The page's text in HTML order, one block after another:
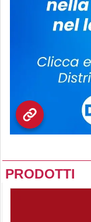
PRODOTTI